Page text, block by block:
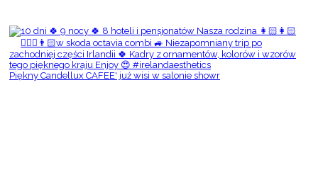
Piękny Candellux CAFEE' już wisi w salonie showr